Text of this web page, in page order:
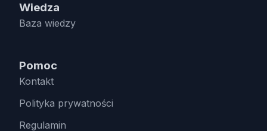
Wiedza
Baza wiedzy
Pomoc
Kontakt
Polityka prywatności
Regulamin